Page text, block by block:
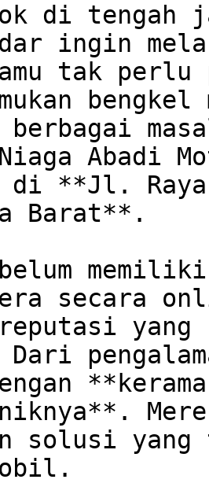
di tengah
ingin
tak perlu
berbagai
Abadi
**Jl. Raya
Barat**.
secara
yang
Dari
solusi